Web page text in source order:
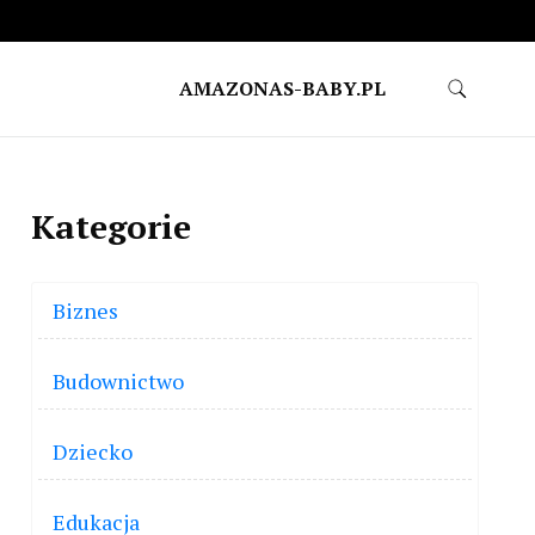
AMAZONAS-BABY.PL
Kategorie
Biznes
Budownictwo
Dziecko
Edukacja